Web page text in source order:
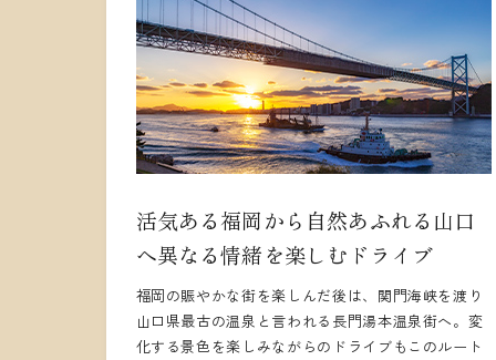
活気ある福岡から自然あふれる山口
へ異なる情緒を楽しむドライブ
福岡の賑やかな街を楽しんだ後は、関門海峡を渡り
山口県最古の温泉と言われる長門湯本温泉街へ。変
化する景色を楽しみながらのドライブもこのルート